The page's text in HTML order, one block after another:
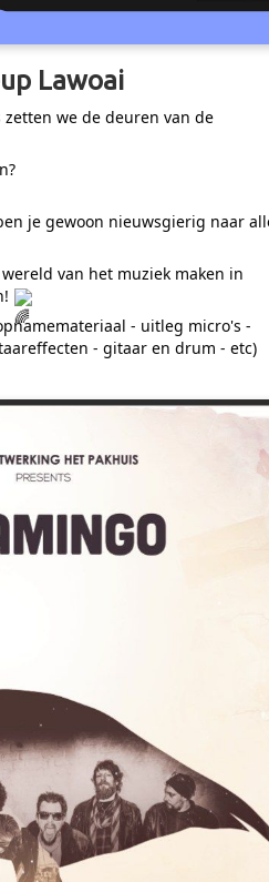
Lawoai
we de deuren van de
je gewoon nieuwsgierig naar
van het muziek maken in
- uitleg micro's -
- gitaar en drum - etc)